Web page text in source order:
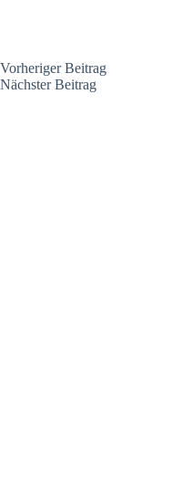
VorherigerBeitrag
NächsterBeitrag